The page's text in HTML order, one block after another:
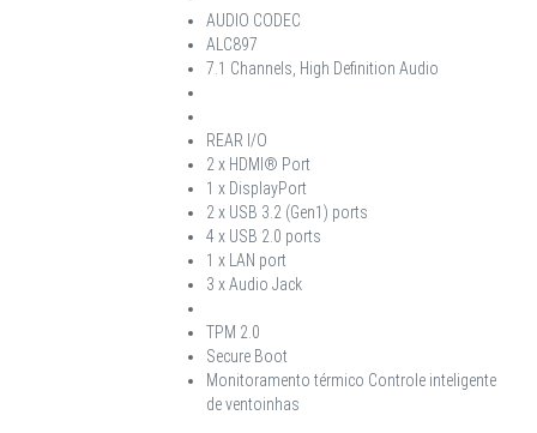
AUDIO CODEC
ALC897
7.1 Channels, High Definition Audio
REAR I/O
2 x HDMI® Port
1 x DisplayPort
2 x USB 3.2 (Gen1) ports
4 x USB 2.0 ports
1 x LAN port
3 x Audio Jack
TPM 2.0
Secure Boot
Monitoramento térmico Controle inteligente
de ventoinhas